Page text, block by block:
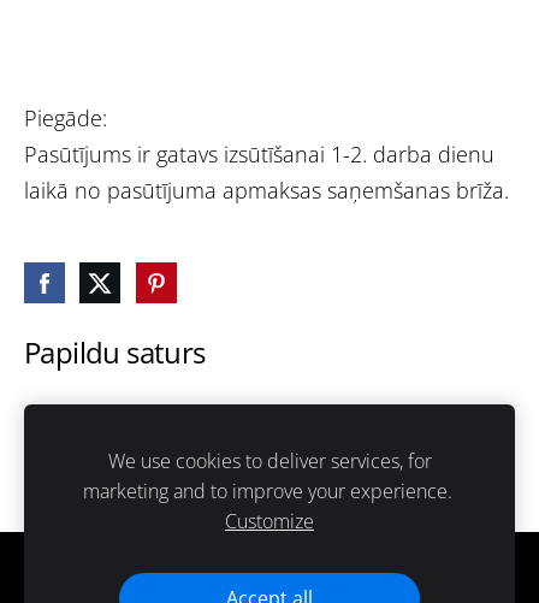
Papildu saturs
Šeit var ievadīt papildus saturu. Ja papildus satura
nav, tad šo bloku var noslēpt, nospiežot uz
ikoniņas augšējā stūrī.
Piegāde:
Pasūtījums ir gatavs izsūtīšanai 1-2. darba dienu
laikā no pasūtījuma apmaksas saņemšanas brīža.
Cookies
We use cookies to deliver services, for
marketing and to improve your experience.
Customize